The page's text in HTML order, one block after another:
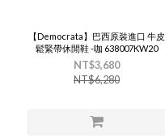
【Democrata】巴西原裝進口 牛皮
鬆緊帶休閒鞋 -咖 638007KW20
NT$3,680
NT$6,280